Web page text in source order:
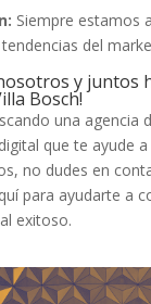
Siempre estamos
del
y juntos
Bosch!
una agencia
que te ayude
no dudes en
para ayudarte a
exitoso.